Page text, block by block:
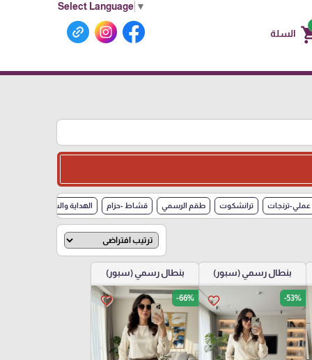
Select Language ▼
السلة
ترنجات ترانشكوت طقم الرسمي قشاط -حزام الهداية والساعات
بنطال رسمي (سبور)
favorite_border -53%
بنطال رسمي (سبور)
favorite_border -66%